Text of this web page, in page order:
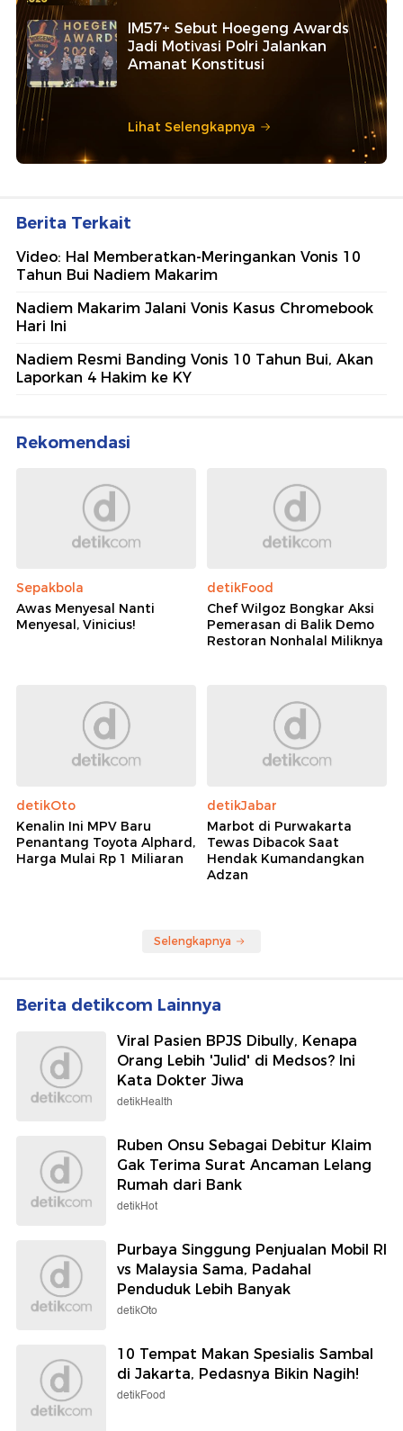
IM57+ Sebut Hoegeng Awards
Jadi Motivasi Polri Jalankan
Amanat Konstitusi
Lihat Selengkapnya
Berita Terkait
Video: Hal Memberatkan-Meringankan Vonis 10
Tahun Bui Nadiem Makarim
Nadiem Makarim Jalani Vonis Kasus Chromebook
Hari Ini
Nadiem Resmi Banding Vonis 10 Tahun Bui, Akan
Laporkan 4 Hakim ke KY
Rekomendasi
Sepakbola
Awas Menyesal Nanti
Menyesal, Vinicius!
detikFood
Chef Wilgoz Bongkar Aksi
Pemerasan di Balik Demo
Restoran Nonhalal Miliknya
detikOto
Kenalin Ini MPV Baru
Penantang Toyota Alphard,
Harga Mulai Rp 1 Miliaran
detikJabar
Marbot di Purwakarta
Tewas Dibacok Saat
Hendak Kumandangkan
Adzan
Selengkapnya
Berita detikcom Lainnya
Viral Pasien BPJS Dibully, Kenapa
Orang Lebih 'Julid' di Medsos? Ini
Kata Dokter Jiwa
detikHealth
Ruben Onsu Sebagai Debitur Klaim
Gak Terima Surat Ancaman Lelang
Rumah dari Bank
detikHot
Purbaya Singgung Penjualan Mobil RI
vs Malaysia Sama, Padahal
Penduduk Lebih Banyak
detikOto
10 Tempat Makan Spesialis Sambal
di Jakarta, Pedasnya Bikin Nagih!
detikFood